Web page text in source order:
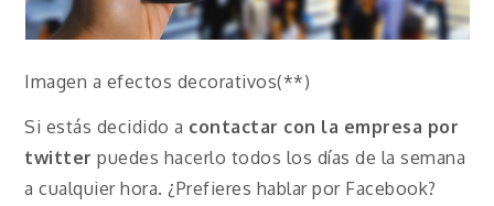
Imagen a efectos decorativos(**)
Si estás decidido a contactar con la empresa por
twitter puedes hacerlo todos los días de la semana
a cualquier hora. ¿Prefieres hablar por Facebook?